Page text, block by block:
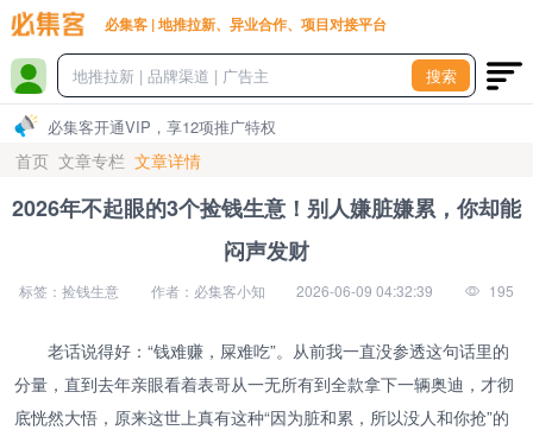
必集客 | 地推拉新、异业合作、项目对接平台
搜索
必集客开通VIP，享12项推广特权
首页 文章专栏 文章详情
2026年不起眼的3个捡钱生意！别人嫌脏嫌累，你却能
闷声发财
标签：捡钱生意 作者：必集客小知 2026-06-09 04:32:39 195
老话说得好：“钱难赚，屎难吃”。从前我一直没参透这句话里的
分量，直到去年亲眼看着表哥从一无所有到全款拿下一辆奥迪，才彻
底恍然大悟，原来这世上真有这种“因为脏和累，所以没人和你抢”的